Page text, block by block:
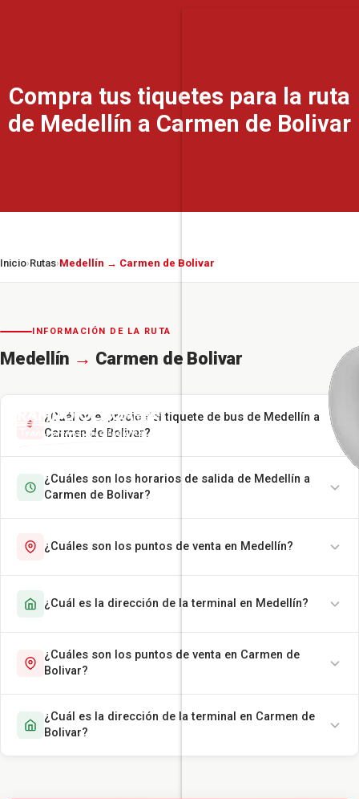
Compra tus tiquetes para la ruta
de Medellín a Carmen de Bolivar
Inicio›Rutas›Medellín → Carmen de Bolivar
INFORMACIÓN DE LA RUTA
Medellín → Carmen de Bolivar
¿Cuál es el precio del tiquete de bus de Medellín a
Carmen de Bolivar?
¿Cuáles son los horarios de salida de Medellín a
Carmen de Bolivar?
¿Cuáles son los puntos de venta en Medellín?
¿Cuál es la dirección de la terminal en Medellín?
¿Cuáles son los puntos de venta en Carmen de
Bolivar?
¿Cuál es la dirección de la terminal en Carmen de
Bolivar?